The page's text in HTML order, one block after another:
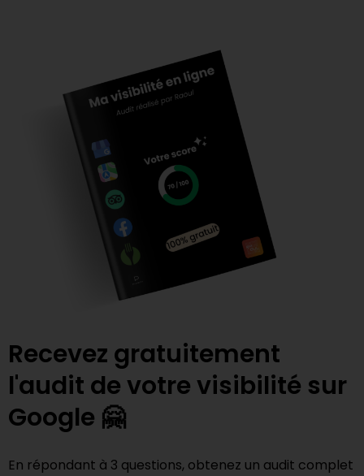
Recevez gratuitement
l'audit de votre visibilité sur
Google 🤗
En répondant à 3 questions, obtenez un audit complet